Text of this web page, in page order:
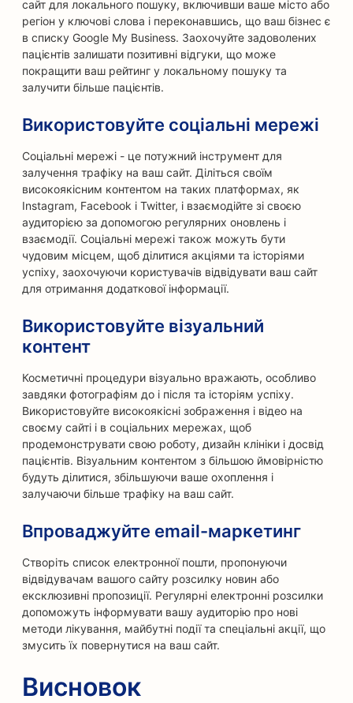
сайт для локального пошуку, включивши ваше місто або
регіон у ключові слова і переконавшись, що ваш бізнес є
в списку Google My Business. Заохочуйте задоволених
пацієнтів залишати позитивні відгуки, що може
покращити ваш рейтинг у локальному пошуку та
залучити більше пацієнтів.
Використовуйте соціальні мережі
Соціальні мережі - це потужний інструмент для
залучення трафіку на ваш сайт. Діліться своїм
високоякісним контентом на таких платформах, як
Instagram, Facebook і Twitter, і взаємодійте зі своєю
аудиторією за допомогою регулярних оновлень і
взаємодії. Соціальні мережі також можуть бути
чудовим місцем, щоб ділитися акціями та історіями
успіху, заохочуючи користувачів відвідувати ваш сайт
для отримання додаткової інформації.
Використовуйте візуальний
контент
Косметичні процедури візуально вражають, особливо
завдяки фотографіям до і після та історіям успіху.
Використовуйте високоякісні зображення і відео на
своєму сайті і в соціальних мережах, щоб
продемонструвати свою роботу, дизайн клініки і досвід
пацієнтів. Візуальним контентом з більшою ймовірністю
будуть ділитися, збільшуючи ваше охоплення і
залучаючи більше трафіку на ваш сайт.
Впроваджуйте email-маркетинг
Створіть список електронної пошти, пропонуючи
відвідувачам вашого сайту розсилку новин або
ексклюзивні пропозиції. Регулярні електронні розсилки
допоможуть інформувати вашу аудиторію про нові
методи лікування, майбутні події та спеціальні акції, що
змусить їх повернутися на ваш сайт.
Висновок